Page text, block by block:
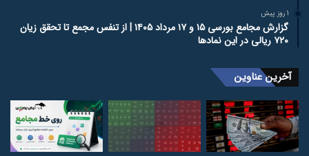
1 روز پیش
گزارش مجامع بورسی ۱۵ و ۱۷ مرداد ۱۴۰۵ | از تنفس مجمع تا تحقق زیان
۷۲۰ ریالی در این نماد‌ها
آخرین عناوین